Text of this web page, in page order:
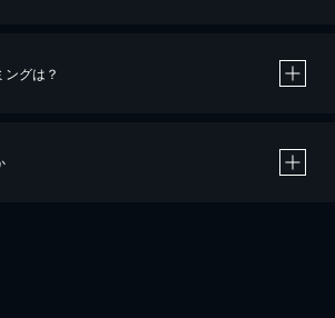
クレジットカード決済による作品の購入 / レンタルです。
よる作品の購入 / レンタルは、20％のポイント還元です。
グは？